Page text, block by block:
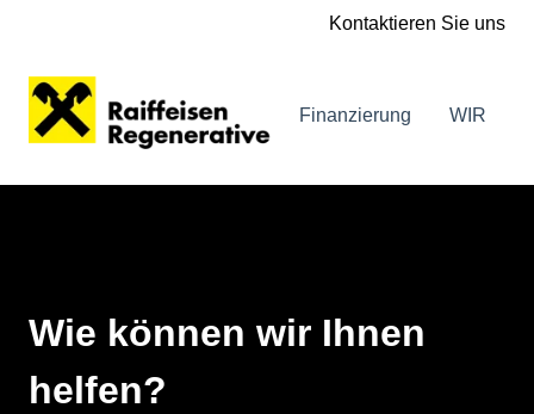
Kontaktieren Sie uns
Finanzierung WIR
Wie können wir Ihnen
helfen?